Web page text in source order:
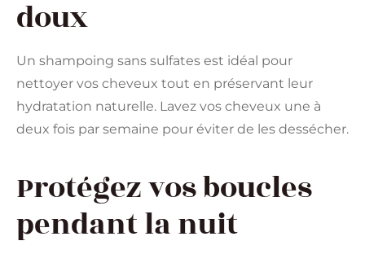
doux
Un shampoing sans sulfates est idéal pour
nettoyer vos cheveux tout en préservant leur
hydratation naturelle. Lavez vos cheveux une à
deux fois par semaine pour éviter de les dessécher.
Protégez vos boucles
pendant la nuit